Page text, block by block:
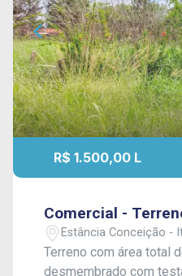
R$ 1.500,00 L
Comercial -
Estância Conceição -
Terreno com área total
desmembrado com